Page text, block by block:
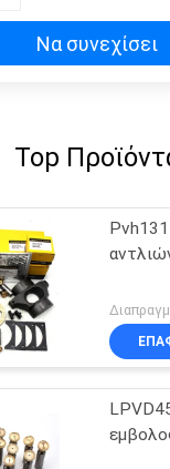
Να συνεχίσει
Top